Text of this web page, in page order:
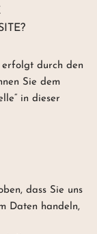
durch den
Sie dem
in dieser
dass Sie uns
Daten handeln,